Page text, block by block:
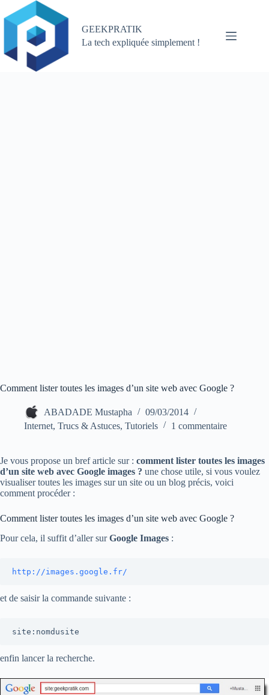
au
contenu
GEEKPRATIK
La tech expliquée simplement !
Comment lister toutes les images d’un site web avec Google ?
ABADADE Mustapha
09/03/2014
Internet, Trucs & Astuces, Tutoriels 1 commentaire
Je vous propose un bref article sur : comment lister toutes les images
d’un site web avec Google images ? une chose utile, si vous voulez
visualiser toutes les images sur un site ou un blog précis, voici
comment procéder :
Comment lister toutes les images d’un site web avec Google ?
Pour cela, il suffit d’aller surGoogle Images :
http://images.google.fr/
et de saisir la commande suivante :
site:nomdusite
enfin lancer la recherche.